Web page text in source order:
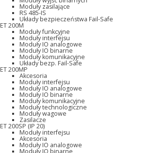
Moduły zasilające
RS 485-IS
Układy bezpieczeństwa Fail-Safe
ET 200M
Moduły funkcyjne
Moduły interfejsu
Moduły IO analogowe
Moduły IO binarne
Moduły komunikacyjne
Układy bezp. Fail-Safe
ET 200MP
Akcesoria
Moduły interfejsu
Moduły IO analogowe
Moduły IO binarne
Moduły komunikacyjne
Moduły technologiczne
Moduły wagowe
Zasilacze
ET 200SP (IP 20)
Moduły interfejsu
Akcesoria
Moduły IO analogowe